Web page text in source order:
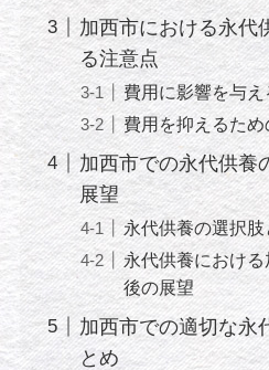
加西市における永代
る注意点
費用に影響を与
費用を抑えるため
加西市での永代供養
展望
永代供養の選択
永代供養におけ
後の展望
加西市での適切な永
とめ